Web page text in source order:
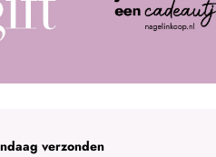
verzonden